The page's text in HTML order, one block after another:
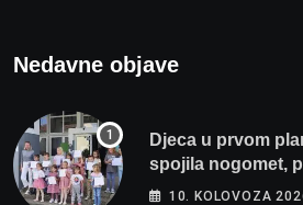
Nedavne objave
Djeca u prvom
spojila nogomet,
engleski i folklor u
10. KOLOVOZA